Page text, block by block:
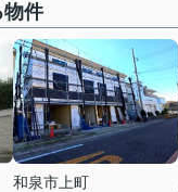
物件
和泉市上町